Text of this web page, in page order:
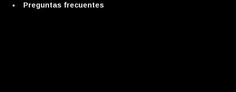
Preguntas frecuentes